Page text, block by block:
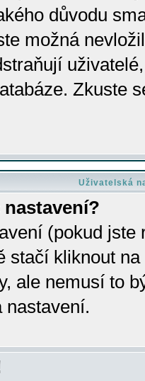
důvodu
možná
Zkuste
Uživatelská
(pokud
stačí kliknout
ale nemusí to
nastavení.